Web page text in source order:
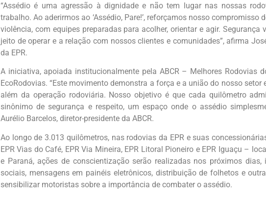
“Assédio é uma agressão à dignidade e não tem lugar nas nossas
trabalho. Ao aderirmos ao ‘Assédio, Pare!’, reforçamos nosso
violência, com equipes preparadas para acolher, orientar e agir.
jeito de operar e a relação com nossos clientes e comunidades”, afirma
da EPR.
A iniciativa, apoiada institucionalmente pela ABCR – Melhores Rodovias
EcoRodovias. “Este movimento demonstra a força e a união do nosso
além da operação rodoviária. Nosso objetivo é que cada quilômetro
sinônimo de segurança e respeito, um espaço onde o assédio
Aurélio Barcelos, diretor-presidente da ABCR.
Ao longo de 3.013 quilômetros, nas rodovias da EPR e suas
EPR Vias do Café, EPR Via Mineira, EPR Litoral Pioneiro e EPR Iguaçu –
e Paraná, ações de conscientização serão realizadas nos próximos
sociais, mensagens em painéis eletrônicos, distribuição de folhetos e
sensibilizar motoristas sobre a importância de combater o assédio.